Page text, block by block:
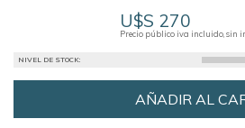
U$S 270
Precio público iva incluido, sin
NIVEL DE STOCK:
AÑADIR AL